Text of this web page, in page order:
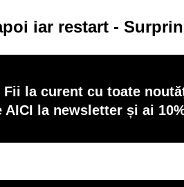
iar restart -
Fii la curent cu toate
AICI la newsletter și ai